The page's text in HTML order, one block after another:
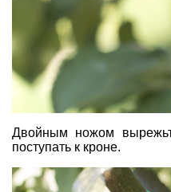
Двойным ножом
поступать к кроне.